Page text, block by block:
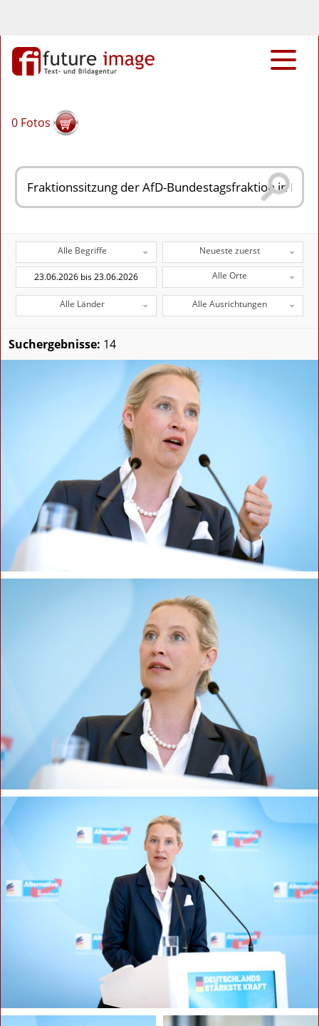
0 Fotos
Alle Begriffe Neueste zuerst
Alle Orte
Alle Länder Alle Ausrichtungen
Suchergebnisse: 14